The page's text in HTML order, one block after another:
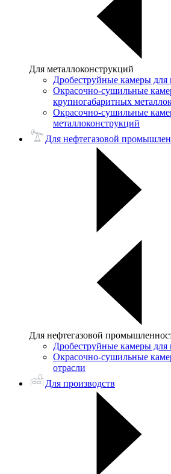
Для металлоконструкций
Дробеструйные камеры для
Окрасочно-сушильные
крупногабаритных
Окрасочно-сушильные
металлоконструкций
Для нефтегазовой
Для нефтегазовой
Дробеструйные камеры для
Окрасочно-сушильные
отрасли
Для производств